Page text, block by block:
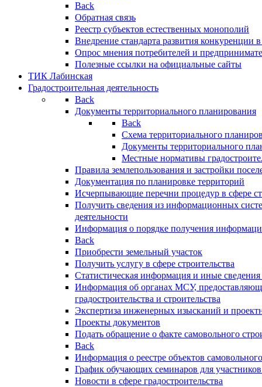
Back
Обратная связь
Реестр субъектов естественных монополий
Внедрение стандарта развития конкуренции
Опрос мнения потребителей и
Полезные ссылки на официальные сайты
ТИК Лабинская
Градостроительная деятельность
Back
Документы территориального планирования
Back
Схема территориального
Документы территориального
Местные нормативы
Правила землепользования и застройки
Документация по планировке территорий
Исчерпывающие перечни процедур в сфере
Получить сведения из информационных
деятельности
Информация о порядке получения
Back
Приобрести земельный участок
Получить услугу в сфере строительства
Статистическая информация и иные сведения
Информация об органах МСУ,
градостроительства и строительства
Экспертиза инженерных изысканий и
Проекты документов
Подать обращение о факте самовольного
Back
Информация о реестре объектов
График обучающих семинаров для участников
Новости в сфере градостроительства